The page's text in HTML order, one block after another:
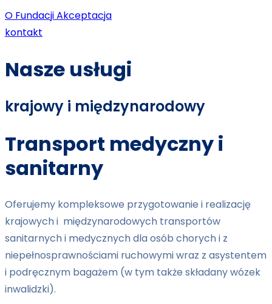
O Fundacji Akceptacja
kontakt
Nasze usługi
krajowy i międzynarodowy
Transport medyczny i
sanitarny
Oferujemy kompleksowe przygotowanie i realizację
krajowych i międzynarodowych transportów
sanitarnych i medycznych dla osób chorych i z
niepełnosprawnościami ruchowymi wraz z asystentem
i podręcznym bagażem (w tym także składany wózek
inwalidzki).